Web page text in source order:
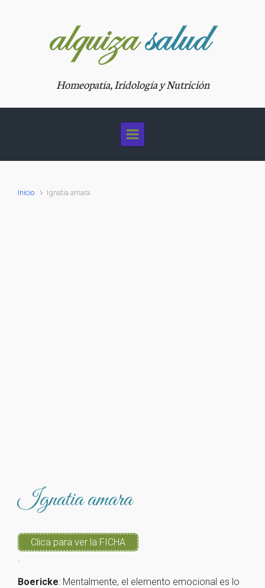
Homeopatía, Iridología y Nutrición
Inicio Ignatia amara
Ignatia amara
Clica para ver la FICHA
.
Boericke: Mentalmente, el elemento emocional es lo